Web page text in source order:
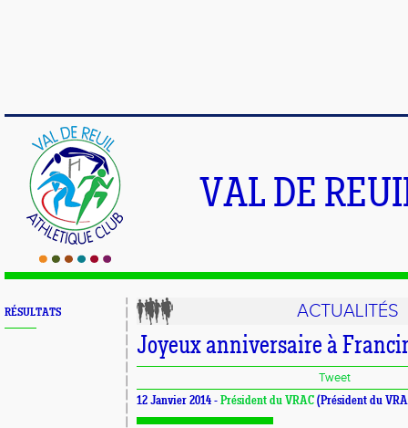
VAL DE
RÉSULTATS ACTUALITÉS
Joyeux anniversaire à
Tweet
12 Janvier 2014 - Président du VRAC (Président du